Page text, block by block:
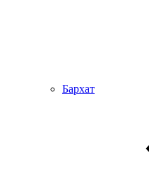
Бархат